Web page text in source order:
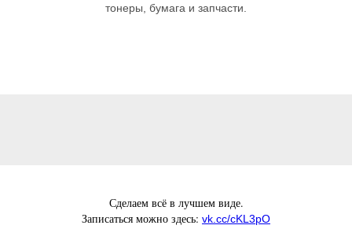
тонеры, бумага и запчасти.
Сделаем всё в лучшем виде.
Записаться можно здесь: vk.cc/cKL3pO